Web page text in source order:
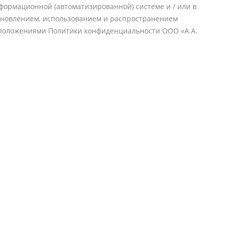
(автоматизированной) системе и / или в
использованием и распространением
Политики конфиденциальности ООО «А.А.